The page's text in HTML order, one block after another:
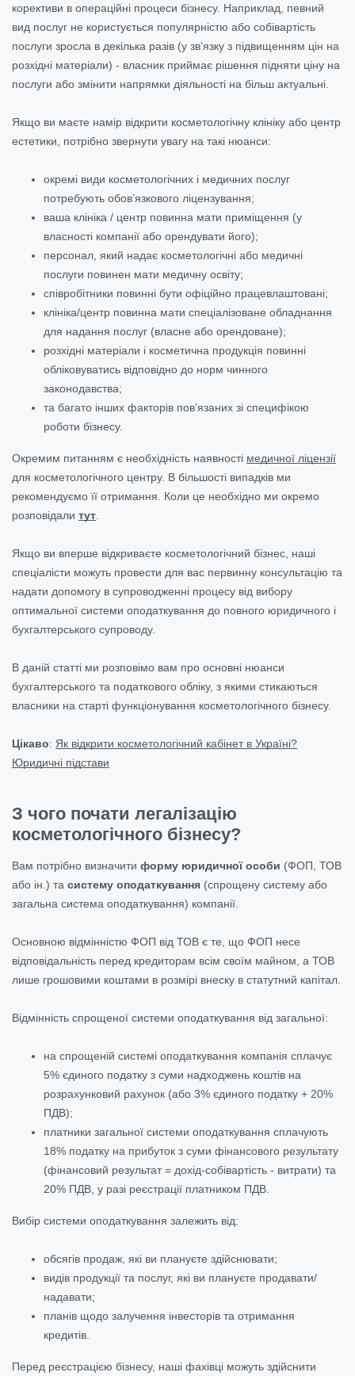
корективи в операційні процеси бізнесу. Наприклад, певний
вид послуг не користується популярністю або собівартість
послуги зросла в декілька разів (у зв’язку з підвищенням цін на
розхідні матеріали) - власник приймає рішення підняти ціну на
послуги або змінити напрямки діяльності на більш актуальні.
Якщо ви маєте намір відкрити косметологічну клініку або центр
естетики, потрібно звернути увагу на такі нюанси:
окремі види косметологічних і медичних послуг
потребують обов’язкового ліцензування;
ваша клініка / центр повинна мати приміщення (у
власності компанії або орендувати його);
персонал, який надає косметологічні або медичні
послуги повинен мати медичну освіту;
співробітники повинні бути офіційно працевлаштовані;
клініка/центр повинна мати спеціалізоване обладнання
для надання послуг (власне або орендоване);
розхідні матеріали і косметична продукція повинні
обліковуватись відповідно до норм чинного
законодавства;
та багато інших факторів пов’язаних зі специфікою
роботи бізнесу.
Окремим питанням є необхідність наявності медичної ліцензії
для косметологічного центру. В більшості випадків ми
рекомендуємо її отримання. Коли це необхідно ми окремо
розповідали тут
Якщо ви вперше відкриваєте косметологічний бізнес, наші
спеціалісти можуть провести для вас первинну консультацію та
надати допомогу в супроводженні процесу від вибору
оптимальної системи оподаткування до повного юридичного і
бухгалтерського супроводу.
В даній статті ми розповімо вам про основні нюанси
бухгалтерського та податкового обліку, з якими стикаються
власники на старті функціонування косметологічного бізнесу.
Цікаво: Як відкрити косметологічний кабінет в Україні?
Юридичні підстави
З чого почати легалізацію
косметологічного бізнесу?
Вам потрібно визначити форму юридичної особи (ФОП, ТОВ
або ін.) та систему оподаткування (спрощену систему або
загальна система оподаткування) компанії.
Основною відмінністю ФОП від ТОВ є те, що ФОП несе
відповідальність перед кредиторам всім своїм майном, а ТОВ
лише грошовими коштами в розмірі внеску в статутний капітал.
Відмінність спрощеної системи оподаткування від загальної:
на спрощеній системі оподаткування компанія сплачує
5% єдиного податку з суми надходжень коштів на
розрахунковий рахунок (або 3% єдиного податку + 20%
ПДВ);
платники загальної системи оподаткування сплачують
18% податку на прибуток з суми фінансового результату
(фінансовий результат = дохід-собівартість - витрати) та
20% ПДВ, у разі реєстрації платником ПДВ.
Вибір системи оподаткування залежить від:
обсягів продаж, які ви плануєте здійснювати;
видів продукції та послуг, які ви плануєте продавати/
надавати;
планів щодо залучення інвесторів та отримання
кредитів.
Перед реєстрацією бізнесу, наші фахівці можуть здійснити